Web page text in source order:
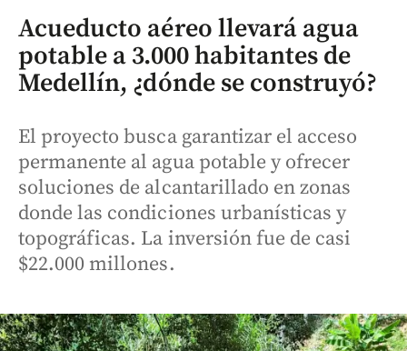
Acueducto aéreo llevará agua
potable a 3.000 habitantes de
Medellín, ¿dónde se construyó?
El proyecto busca garantizar el acceso
permanente al agua potable y ofrecer
soluciones de alcantarillado en zonas
donde las condiciones urbanísticas y
topográficas. La inversión fue de casi
$22.000 millones.